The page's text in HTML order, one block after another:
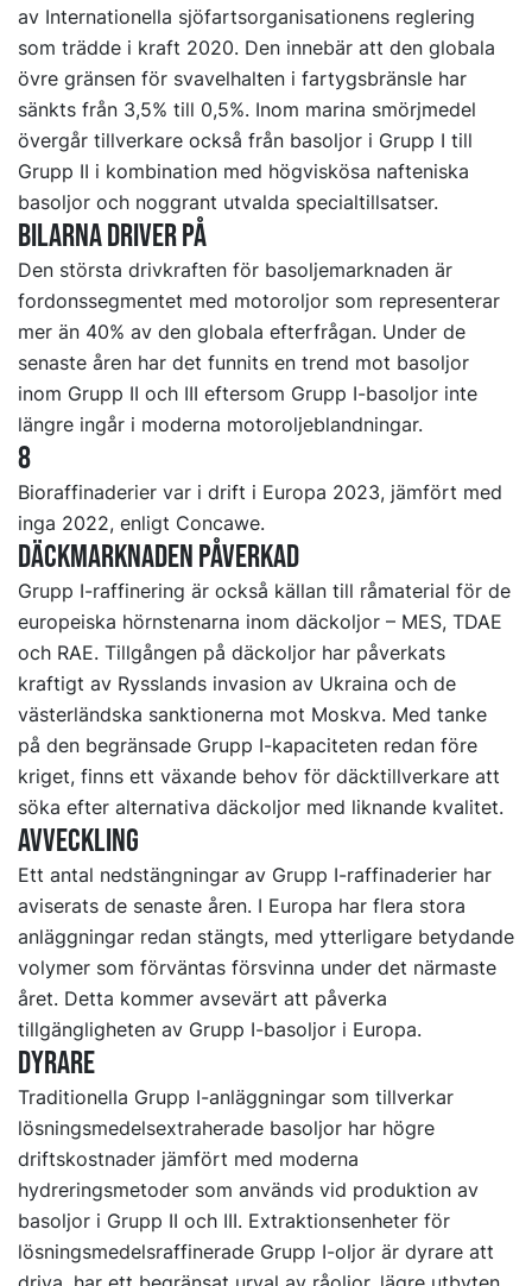
av Internationella sjöfartsorganisationens reglering
som trädde i kraft 2020. Den innebär att den globala
övre gränsen för svavelhalten i fartygsbränsle har
sänkts från 3,5% till 0,5%. Inom marina smörjmedel
övergår tillverkare också från basoljor i Grupp I till
Grupp II i kombination med högviskösa nafteniska
basoljor och noggrant utvalda specialtillsatser.
BILARNA DRIVER PÅ
Den största drivkraften för basoljemarknaden är
fordonssegmentet med motoroljor som representerar
mer än 40% av den globala efterfrågan. Under de
senaste åren har det funnits en trend mot basoljor
inom Grupp II och III eftersom Grupp I-basoljor inte
längre ingår i moderna motoroljeblandningar.
8
Bioraffinaderier var i drift i Europa 2023, jämfört med
inga 2022, enligt Concawe.
Däckmarknaden påverkad
Grupp I-raffinering är också källan till råmaterial för de
europeiska hörnstenarna inom däckoljor – MES, TDAE
och RAE. Tillgången på däckoljor har påverkats
kraftigt av Rysslands invasion av Ukraina och de
västerländska sanktionerna mot Moskva. Med tanke
på den begränsade Grupp I-kapaciteten redan före
kriget, finns ett växande behov för däcktillverkare att
söka efter alternativa däckoljor med liknande kvalitet.
Avveckling
Ett antal nedstängningar av Grupp I-raffinaderier har
aviserats de senaste åren. I Europa har flera stora
anläggningar redan stängts, med ytterligare betydande
volymer som förväntas försvinna under det närmaste
året. Detta kommer avsevärt att påverka
tillgängligheten av Grupp I-basoljor i Europa.
Dyrare
Traditionella Grupp I-anläggningar som tillverkar
lösningsmedelsextraherade basoljor har högre
driftskostnader jämfört med moderna
hydreringsmetoder som används vid produktion av
basoljor i Grupp II och III. Extraktionsenheter för
lösningsmedelsraffinerade Grupp I-oljor är dyrare att